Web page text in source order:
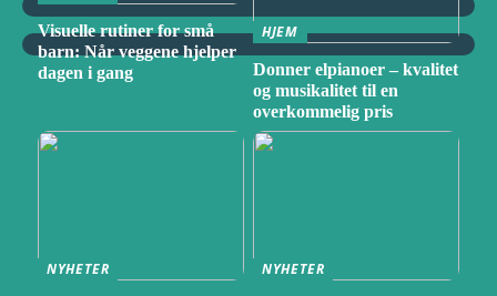
Visuelle rutiner for små
barn: Når veggene hjelper
dagen i gang
HJEM
Donner elpianoer – kvalitet
og musikalitet til en
overkommelig pris
NYHETER NYHETER